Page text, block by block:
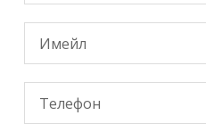
number